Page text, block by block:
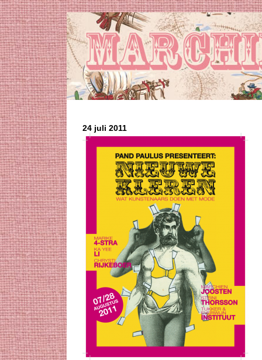
24 juli 2011